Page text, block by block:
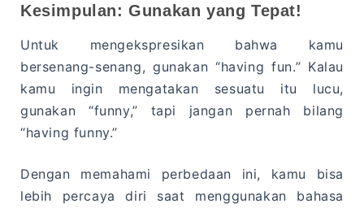
Kesimpulan: Gunakan yang Tepat!
Untuk mengekspresikan bahwa kamu
bersenang-senang, gunakan “having fun.” Kalau
kamu ingin mengatakan sesuatu itu lucu,
gunakan “funny,” tapi jangan pernah bilang
“having funny.”
Dengan memahami perbedaan ini, kamu bisa
lebih percaya diri saat menggunakan bahasa